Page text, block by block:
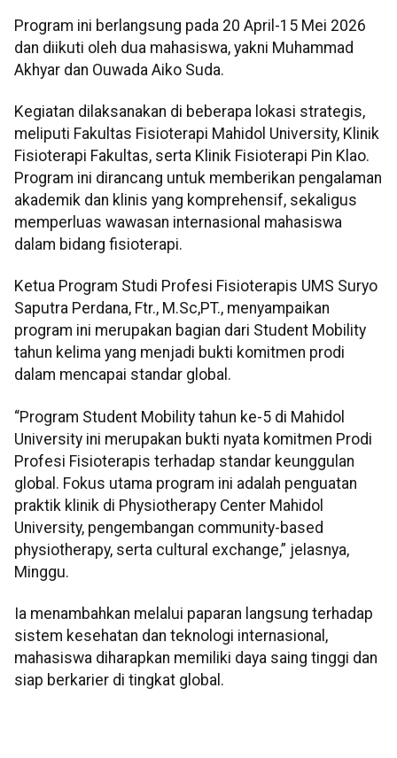
Program ini berlangsung pada 20 April-15 Mei 2026
dan diikuti oleh dua mahasiswa, yakni Muhammad
Akhyar dan Ouwada Aiko Suda.
Kegiatan dilaksanakan di beberapa lokasi strategis,
meliputi Fakultas Fisioterapi Mahidol University, Klinik
Fisioterapi Fakultas, serta Klinik Fisioterapi Pin Klao.
Program ini dirancang untuk memberikan pengalaman
akademik dan klinis yang komprehensif, sekaligus
memperluas wawasan internasional mahasiswa
dalam bidang fisioterapi.
Ketua Program Studi Profesi Fisioterapis UMS Suryo
Saputra Perdana, Ftr., M.Sc,PT., menyampaikan
program ini merupakan bagian dari Student Mobility
tahun kelima yang menjadi bukti komitmen prodi
dalam mencapai standar global.
“Program Student Mobility tahun ke-5 di Mahidol
University ini merupakan bukti nyata komitmen Prodi
Profesi Fisioterapis terhadap standar keunggulan
global. Fokus utama program ini adalah penguatan
praktik klinik di Physiotherapy Center Mahidol
University, pengembangan community-based
physiotherapy, serta cultural exchange,” jelasnya,
Minggu.
Ia menambahkan melalui paparan langsung terhadap
sistem kesehatan dan teknologi internasional,
mahasiswa diharapkan memiliki daya saing tinggi dan
siap berkarier di tingkat global.